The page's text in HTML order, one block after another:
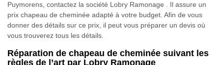
Puymorens, contactez la société Lobry Ramonage . Il assure un
prix chapeau de cheminée adapté à votre budget. Afin de vous
donner des détails sur ce prix, il peut vous préparer un devis où
vous trouverez tous les détails.
Réparation de chapeau de cheminée suivant les
règles de l’art par Lobry Ramonage